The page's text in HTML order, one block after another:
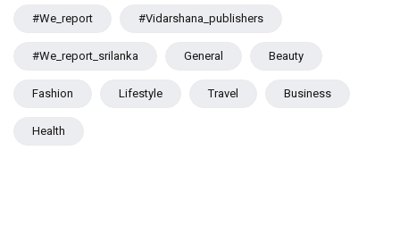
#we_report #vidarshana_publishers
#we_report_srilanka General Beauty
Fashion Lifestyle Travel Business
Health